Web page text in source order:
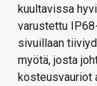
kuultavissa
varustettu
sivuillaan
myötä, josta
kosteusvauriot